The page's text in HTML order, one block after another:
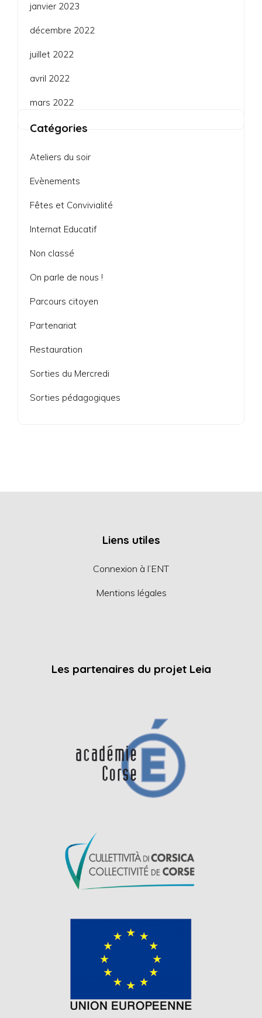
janvier 2023
décembre 2022
juillet 2022
avril 2022
mars 2022
Catégories
Ateliers du soir
Evènements
Fêtes et Convivialité
Internat Educatif
Non classé
On parle de nous !
Parcours citoyen
Partenariat
Restauration
Sorties du Mercredi
Sorties pédagogiques
Liens utiles
Connexion à l’ENT
Mentions légales
Les partenaires du projet Leia